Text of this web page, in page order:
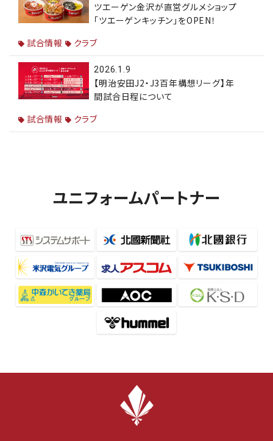
ツエーゲン金沢が直営グルメショップ
「ツエーゲンキッチン」をOPEN！
試合情報
クラブ
2026.1.9
【明治安田J2・J3百年構想リーグ】年
間試合日程について
試合情報
クラブ
ユニフォームパートナー